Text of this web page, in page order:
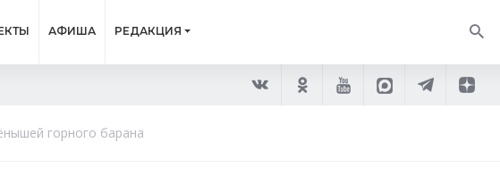
АФИША РЕДАКЦИЯ
горного барана